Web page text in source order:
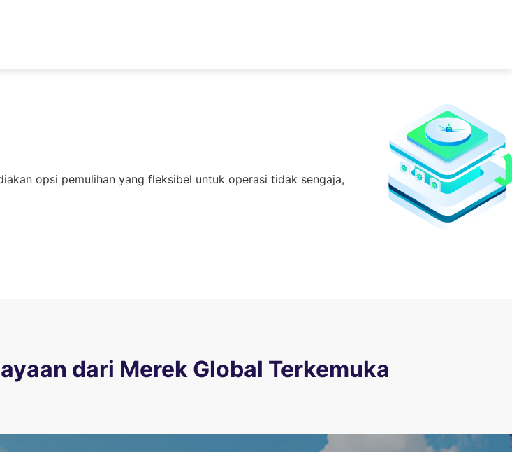
opsi pemulihan yang fleksibel untuk operasi tidak sengaja,
dari Merek Global Terkemuka